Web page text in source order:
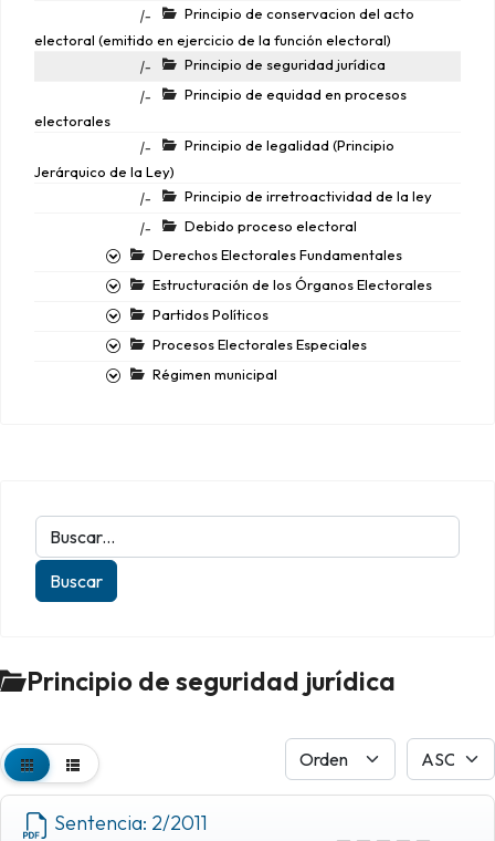
|-
Principio de conservacion del acto
electoral (emitido en ejercicio de la función electoral)
|-
Principio de seguridad jurídica
|-
Principio de equidad en procesos
electorales
|-
Principio de legalidad (Principio
Jerárquico de la Ley)
|-
Principio de irretroactividad de la ley
|-
Debido proceso electoral
Derechos Electorales Fundamentales
Estructuración de los Órganos Electorales
Partidos Políticos
Procesos Electorales Especiales
Régimen municipal
Principio de seguridad jurídica
Sentencia: 2/2011